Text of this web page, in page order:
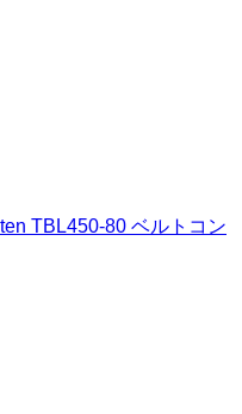
TBL450-80 ベルトコン